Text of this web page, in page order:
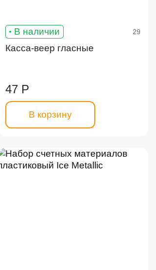
В наличии 29
Касса-веер гласные
47 Р
В корзину